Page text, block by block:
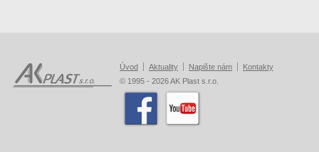
Úvod Aktuality Napište nám
Kontakty
© 1995 - 2026 AK Plast s.r.o.